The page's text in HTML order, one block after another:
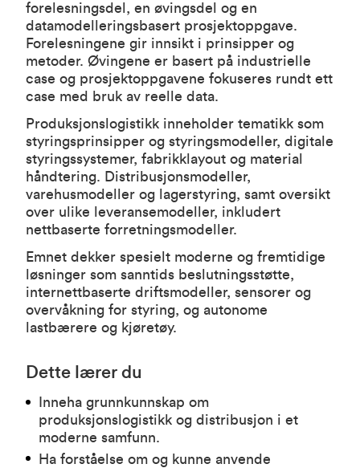
forelesningsdel, en øvingsdel og en
datamodelleringsbasert prosjektoppgave.
Forelesningene gir innsikt i prinsipper og
metoder. Øvingene er basert på industrielle
case og prosjektoppgavene fokuseres rundt ett
case med bruk av reelle data.
Produksjonslogistikk inneholder tematikk som
styringsprinsipper og styringsmodeller, digitale
styringssystemer, fabrikklayout og material
håndtering. Distribusjonsmodeller,
varehusmodeller og lagerstyring, samt oversikt
over ulike leveransemodeller, inkludert
nettbaserte forretningsmodeller.
Emnet dekker spesielt moderne og fremtidige
løsninger som sanntids beslutningsstøtte,
internettbaserte driftsmodeller, sensorer og
overvåkning for styring, og autonome
lastbærere og kjøretøy.
Dette lærer du
Inneha grunnkunnskap om
produksjonslogistikk og distribusjon i et
moderne samfunn.
Ha forståelse om og kunne anvende